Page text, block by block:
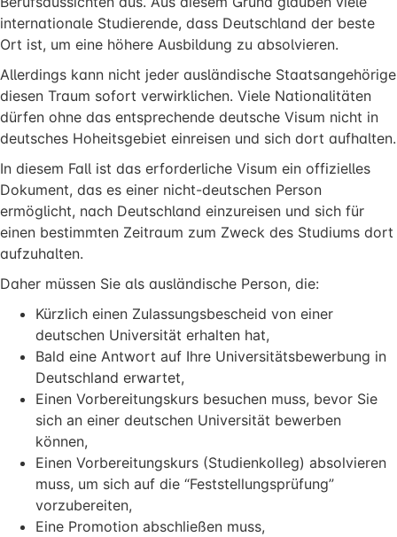
internationale Studierende, dass Deutschland der beste
Ort ist, um eine höhere Ausbildung zu absolvieren.
Allerdings kann nicht jeder ausländische Staatsangehörige
diesen Traum sofort verwirklichen. Viele Nationalitäten
dürfen ohne das entsprechende deutsche Visum nicht in
deutsches Hoheitsgebiet einreisen und sich dort aufhalten.
In diesem Fall ist das erforderliche Visum ein offizielles
Dokument, das es einer nicht-deutschen Person
ermöglicht, nach Deutschland einzureisen und sich für
einen bestimmten Zeitraum zum Zweck des Studiums dort
aufzuhalten.
Daher müssen Sie als ausländische Person, die:
Kürzlich einen Zulassungsbescheid von einer
deutschen Universität erhalten hat,
Bald eine Antwort auf Ihre Universitätsbewerbung in
Deutschland erwartet,
Einen Vorbereitungskurs besuchen muss, bevor Sie
sich an einer deutschen Universität bewerben
können,
Einen Vorbereitungskurs (Studienkolleg) absolvieren
muss, um sich auf die “Feststellungsprüfung”
vorzubereiten,
Eine Promotion abschließen muss,